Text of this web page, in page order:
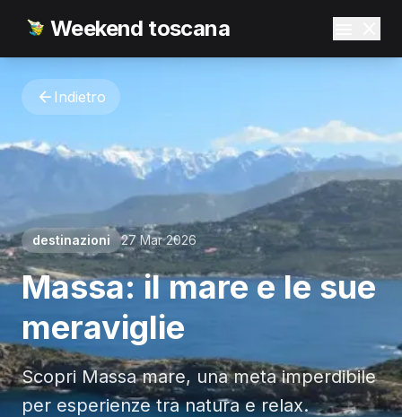
Weekend toscana
Indietro
destinazioni 27 Mar 2026
Massa: il mare e le sue
meraviglie
Scopri Massa mare, una meta imperdibile
per esperienze tra natura e relax.